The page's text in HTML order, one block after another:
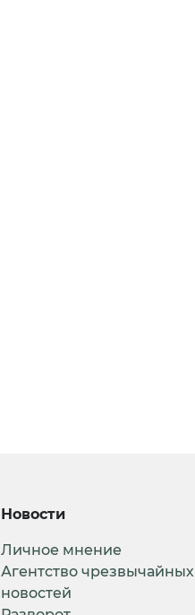
Новости
Личное мнение
Агентство чрезвычайных
новостей